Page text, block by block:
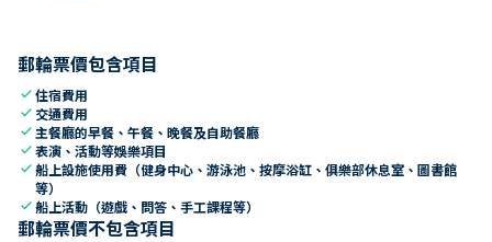
郵輪票價包含項目
check住宿費用
check 交通費用
check 主餐廳的早餐、午餐、晚餐及自助餐廳
check表演、活動等娛樂項目
check船上設施使用費（健身中心、游泳池、按摩浴缸、俱樂部休息室、圖書館
等）
check船上活動（遊戲、問答、手工課程等）
郵輪票價不包含項目